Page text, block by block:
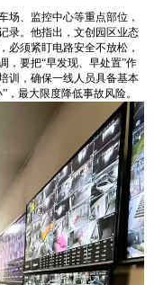
场、监控中心等重点部位，
录。他指出，文创园区业态
必须紧盯电路安全不放松，
，要把“早发现、早处置”作
训，确保一线人员具备基本
最大限度降低事故风险。